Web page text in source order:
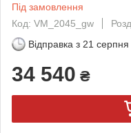
Під замовлення
Код: VM_2045_gw
Відправка з 21
34 540 ₴